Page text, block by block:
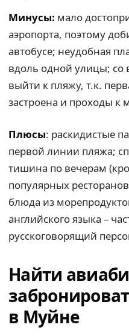
Минусы: мало
аэропорта, поэтому
автобусе; неудобная
вдоль одной улицы; со
выйти к пляжу, т.к.
застроена и проходы к
Плюсы: раскидистые
первой линии пляжа;
тишина по вечерам
популярных
блюда из
английского языка –
русскоговорящий
Найти
в Муйне